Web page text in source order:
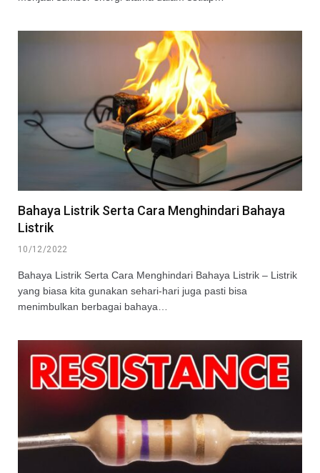
Bahaya Listrik Serta Cara Menghindari Bahaya
Listrik
10/12/2022
Bahaya Listrik Serta Cara Menghindari Bahaya Listrik – Listrik
yang biasa kita gunakan sehari-hari juga pasti bisa
menimbulkan berbagai bahaya…